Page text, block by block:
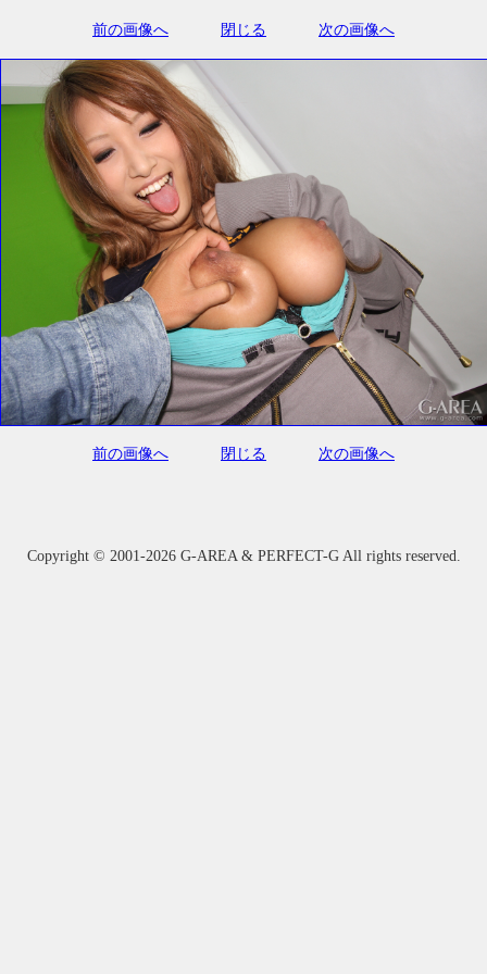
前の画像へ 閉じる 次の画像へ
前の画像へ 閉じる 次の画像へ
Copyright © 2001-2026 G-AREA & PERFECT-G All rights reserved.